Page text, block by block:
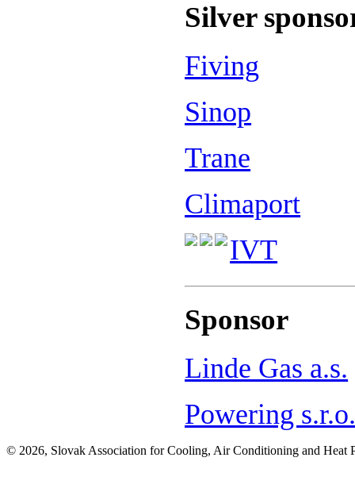
Silver
Fiving
Sinop
Trane
Climaport
IVT
Sponsor
Linde Gas a.s.
Powering
© 2026, Slovak Association for Cooling, Air Conditioning and Heat